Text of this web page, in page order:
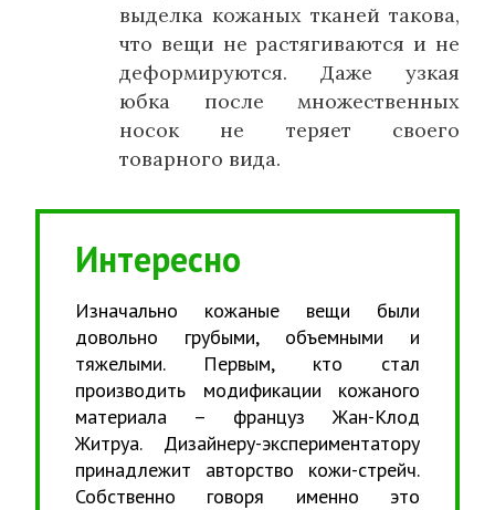
выделка кожаных тканей такова,
что вещи не растягиваются и не
деформируются. Даже узкая
юбка после множественных
носок не теряет своего
товарного вида.
Интересно
Изначально кожаные вещи были
довольно грубыми, объемными и
тяжелыми. Первым, кто стал
производить модификации кожаного
материала – француз Жан-Клод
Житруа. Дизайнеру-экспериментатору
принадлежит авторство кожи-стрейч.
Собственно говоря именно это